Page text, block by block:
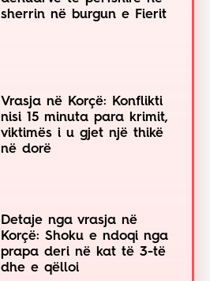
sherrin në burgun e Fierit
Vrasja në Korçë: Konflikti
nisi 15 minuta para krimit,
viktimës i u gjet një thikë
në dorë
Detaje nga vrasja në
Korçë: Shoku e ndoqi nga
prapa deri në kat të 3-të
dhe e qëlloi